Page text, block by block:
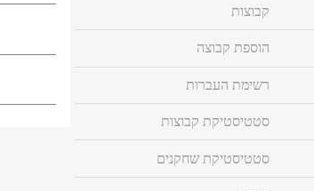
קבוצות
הוספת קבוצה
רשימת העברות
סטטיסטיקת קבוצות
סטטיסטיקת שחקנים